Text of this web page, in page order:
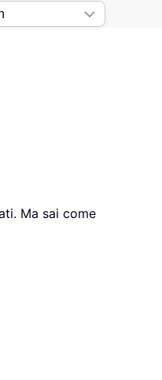
Ma sai come